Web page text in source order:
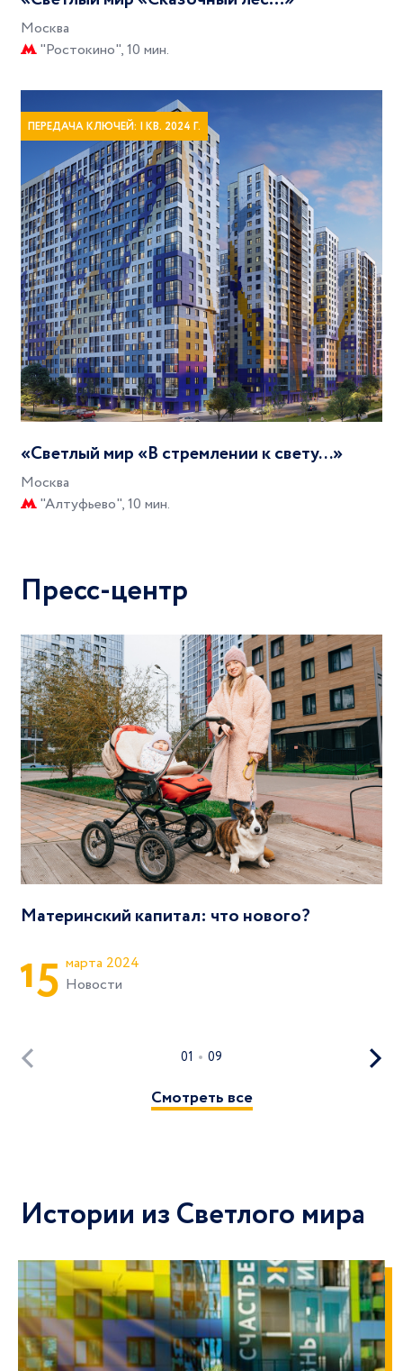
Москва
"Ростокино", 10 мин.
ПЕРЕДАЧА КЛЮЧЕЙ: I КВ. 2024 Г.
«Светлый мир «В стремлении к свету...»
Москва
"Алтуфьево", 10 мин.
Пресс-центр
Материнский капитал: что нового?
15 марта 2024
Новости
01 09
Смотреть все
Истории из Светлого мира